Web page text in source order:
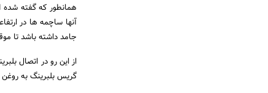
همانطور که گفته شده
آنها ساچمه ها در
جامد داشته باشد تا
از این رو در اتصال
گریس بلبرینگ به